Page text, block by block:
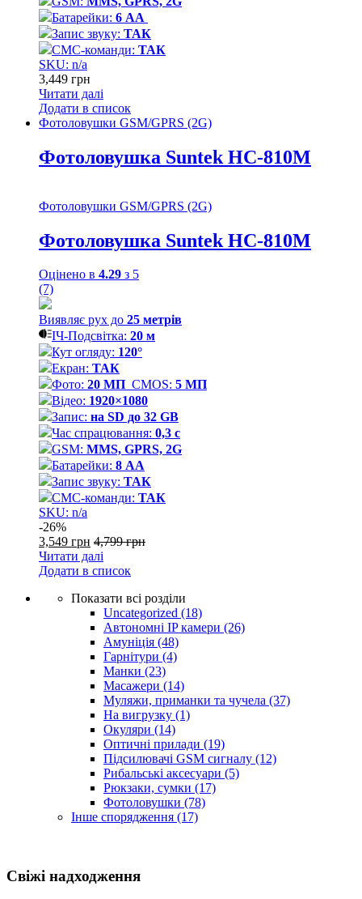
Батарейки: 6 АА
Запис звуку: ТАК
СМС-команди: ТАК
SKU: n/a
3,449 грн
Читати далі
Додати в список
Фотоловушки GSM/GPRS (2G)
Фотоловушка Suntek НС-810М
Фотоловушки GSM/GPRS (2G)
Фотоловушка Suntek НС-810М
Оцінено в 4.29 з 5
(7)
Виявляє рух до 25 метрів
ІЧ-Подсвітка: 20 м
Кут огляду: 120°
Екран: ТАК
Фото: 20 МП CMOS: 5 МП
Відео: 1920×1080
Запис: на SD до 32 GB
Час спрацювання: 0,3 с
GSM: MMS, GPRS, 2G
Батарейки: 8 АА
Запис звуку: ТАК
СМС-команди: ТАК
SKU: n/a
-26%
3,549 грн 4,799грн
Читати далі
Додати в список
Показати всі розділи
Uncategorized (18)
Автономні IP камери (26)
Амуніція (48)
Гарнітури (4)
Манки (23)
Масажери (14)
Муляжи, приманки та чучела (37)
На вигрузку (1)
Окуляри (14)
Оптичні прилади (19)
Підсилювачі GSM сигналу (12)
Рибальські аксесуари (5)
Рюкзаки, сумки (17)
Фотоловушки (78)
Інше спорядження (17)
Свіжі надходження